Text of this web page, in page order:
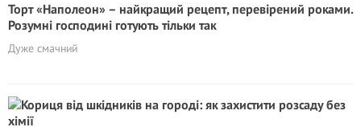
Торт «Наполеон» – найкращий рецепт, перевірений роками.
Розумні господині готують тільки так
Дуже смачний